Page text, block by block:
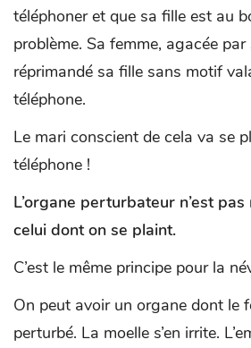
téléphoner et que sa fille est au
problème. Sa femme, agacée
réprimandé sa fille sans motif
téléphone.
Le mari conscient de cela va se
téléphone !
L’organe perturbateur n’est
celui dont on se plaint.
C’est le même principe pour la
On peut avoir un organe dont le
perturbé. La moelle s’en irrite.